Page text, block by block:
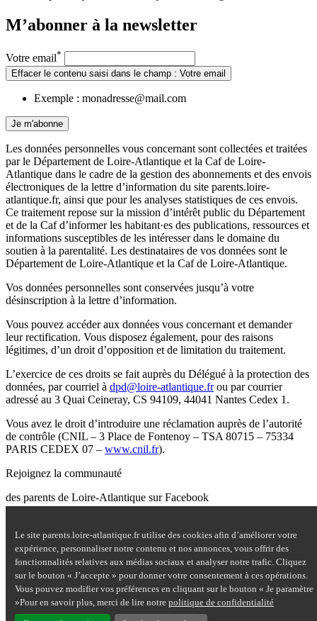
Le site parents.loire-atlantique.fr utilise des cookies afin d’améliorer votre
expérience, personnaliser notre contenu et nos annonces, vous offrir des
fonctionnalités relatives aux médias sociaux et analyser notre trafic. Cliquez
sur le bouton « J’accepte » pour donner votre consentement à ces opérations.
Vous pouvez modifier vos préférences en cliquant sur le bouton « Je paramètre
»Pour en savoir plus, merci de lire notre politique de confidentialité
M’abonner à la newsletter
Votre email*
Effacer le contenu saisi dans le champ : Votre email
Exemple : monadresse@mail.com
Je m'abonne
Les données personnelles vous concernant sont collectées et traitées
par le Département de Loire-Atlantique et la Caf de Loire-
Atlantique dans le cadre de la gestion des abonnements et des envois
électroniques de la lettre d’information du site parents.loire-
atlantique.fr, ainsi que pour les analyses statistiques de ces envois.
Ce traitement repose sur la mission d’intérêt public du Département
et de la Caf d’informer les habitant·es des publications, ressources et
informations susceptibles de les intéresser dans le domaine du
soutien à la parentalité. Les destinataires de vos données sont le
Département de Loire-Atlantique et la Caf de Loire-Atlantique.
Vos données personnelles sont conservées jusqu’à votre
désinscription à la lettre d’information.
Vous pouvez accéder aux données vous concernant et demander
leur rectification. Vous disposez également, pour des raisons
légitimes, d’un droit d’opposition et de limitation du traitement.
L’exercice de ces droits se fait auprès du Délégué à la protection des
données, par courriel à dpd@loire-atlantique.frou par courrier
adressé au 3 Quai Ceineray, CS 94109, 44041 Nantes Cedex 1.
Vous avez le droit d’introduire une réclamation auprès de l’autorité
de contrôle (CNIL – 3 Place de Fontenoy – TSA 80715 – 75334
PARIS CEDEX 07 – www.cnil.fr).
Rejoignez la communauté
des parents de Loire-Atlantique sur Facebook
Nous contacter
Mentions légales
Plan du site
Accessibilité : partiellement conforme
Aide
Données personnelles